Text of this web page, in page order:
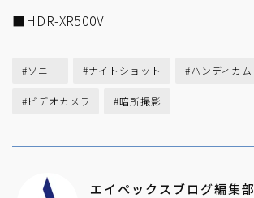
■HDR-XR500V
#ソニー #ナイトショット #ハンディカム
#ビデオカメラ #暗所撮影
エイペックスブログ編集部